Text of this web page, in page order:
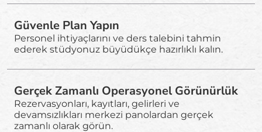
Güvenle Plan Yapın
Personel ihtiyaçlarını ve ders talebini tahmin
ederek stüdyonuz büyüdükçe hazırlıklı kalın.
Gerçek Zamanlı Operasyonel Görünürlük
Rezervasyonları, kayıtları, gelirleri ve
devamsızlıkları merkezi panolardan gerçek
zamanlı olarak görün.